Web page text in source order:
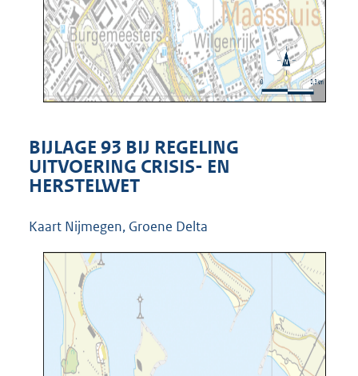
BIJLAGE 93 BIJ REGELING
UITVOERING CRISIS- EN
HERSTELWET
Kaart Nijmegen, Groene Delta